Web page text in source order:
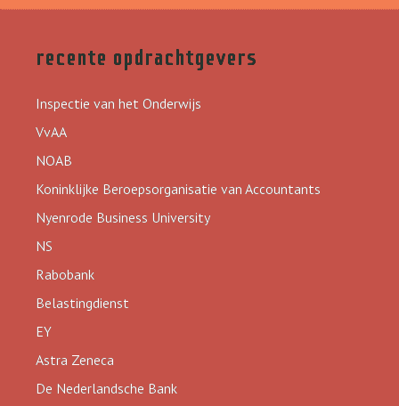
recente opdrachtgevers
Inspectie van het Onderwijs
VvAA
NOAB
Koninklijke Beroepsorganisatie van Accountants
Nyenrode Business University
NS
Rabobank
Belastingdienst
EY
Astra Zeneca
De Nederlandsche Bank